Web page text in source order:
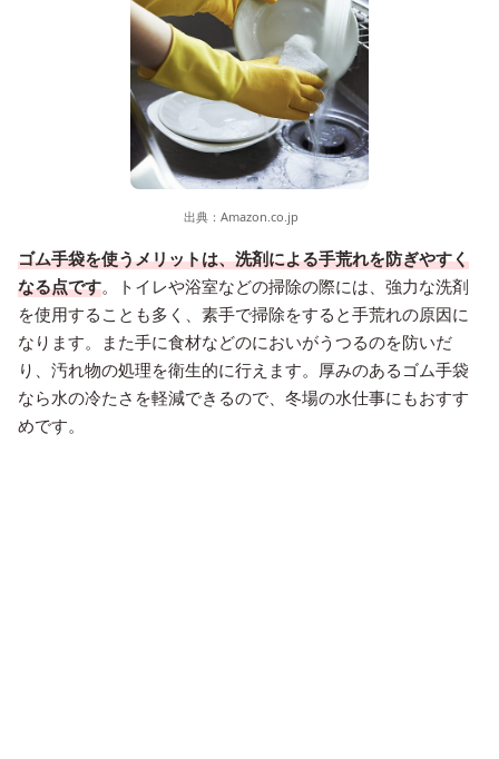
出典： Amazon.co.jp
ゴム手袋を使うメリットは、洗剤による手荒れを防ぎやすく
なる点です。トイレや浴室などの掃除の際には、強力な洗剤
を使用することも多く、素手で掃除をすると手荒れの原因に
なります。また手に食材などのにおいがうつるのを防いだ
り、汚れ物の処理を衛生的に行えます。厚みのあるゴム手袋
なら水の冷たさを軽減できるので、冬場の水仕事にもおすす
めです。